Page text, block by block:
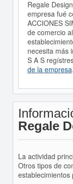
Regale
empresa fué
ACCIONES
de comercio
necesita más
S A S
de la empresa.
Regale
La actividad
Otros tipos de
establecimientos